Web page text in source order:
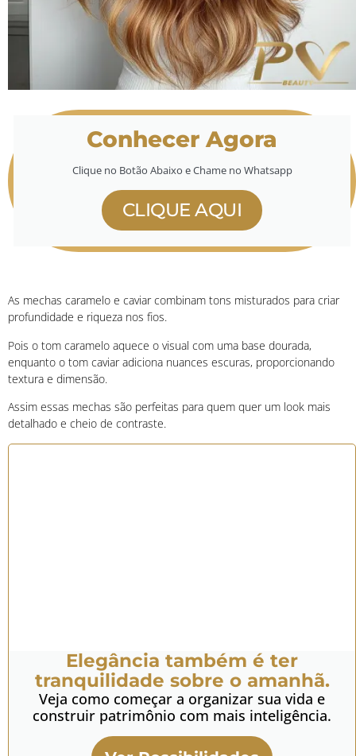
Conhecer Agora
Clique no Botão Abaixo e Chame no Whatsapp
CLIQUE AQUI
As mechas caramelo e caviar combinam tons misturados para criar
profundidade e riqueza nos fios.
Pois o tom caramelo aquece o visual com uma base dourada,
enquanto o tom caviar adiciona nuances escuras, proporcionando
textura e dimensão.
Assim essas mechas são perfeitas para quem quer um look mais
detalhado e cheio de contraste.
Elegância também é ter
tranquilidade sobre o amanhã.
Veja como começar a organizar sua vida e
construir patrimônio com mais inteligência.